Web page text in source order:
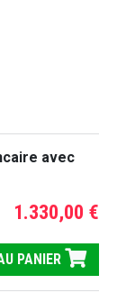
avec
1.330,00 €
PANIER